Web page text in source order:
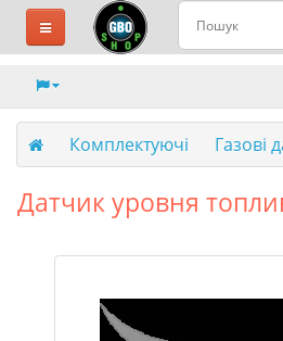
Комплектуючі Газові
Датчик уровня